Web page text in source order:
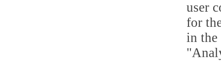
user
for
in the